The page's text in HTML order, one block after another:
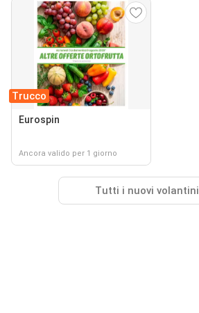
Trucco
Eurospin
Ancora valido per 1 giorno
Tutti i nuovi volantini